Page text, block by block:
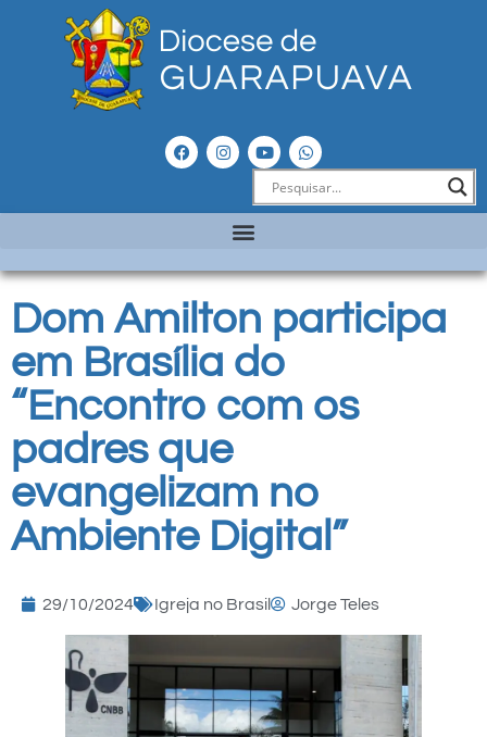
Dom Amilton participa
em Brasília do
“Encontro com os
padres que
evangelizam no
Ambiente Digital”
29/10/2024 Igreja no Brasil Jorge Teles